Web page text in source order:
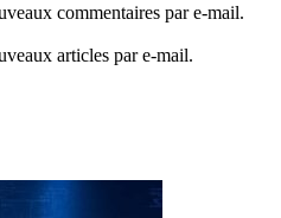
commentaires par e-mail.
articles par e-mail.